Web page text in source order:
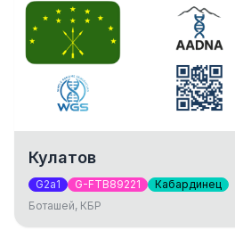
Кулатов
G2a1 G-FTB89221 Кабардинец
Боташей, КБР